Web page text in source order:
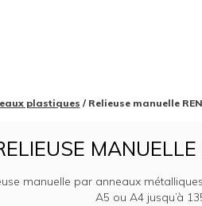
plastiques / Relieuse manuelle
manuelle par anneaux
A5 ou A4 jusqu’à